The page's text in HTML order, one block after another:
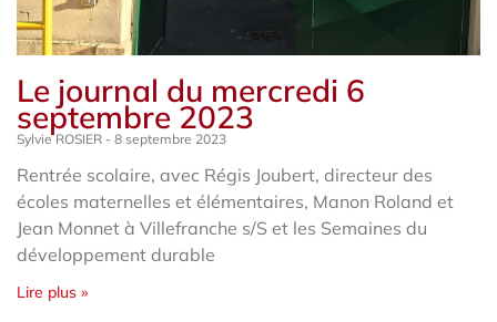
Le journal du mercredi 6
septembre 2023
Sylvie ROSIER 8 septembre 2023
Rentrée scolaire, avec Régis Joubert, directeur des
écoles maternelles et élémentaires, Manon Roland et
Jean Monnet à Villefranche s/S et les Semaines du
développement durable
Lire plus »